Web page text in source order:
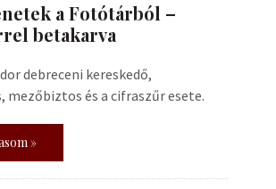
a Fotótárból –
betakarva
debreceni kereskedő,
és a cifraszűr esete.
»